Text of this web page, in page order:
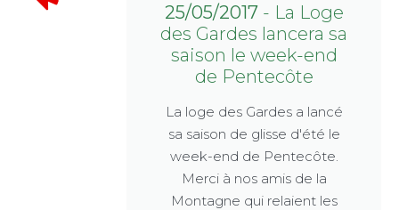
25/05/2017- La Loge
des Gardes lancera sa
saison le week-end
de Pentecôte
La loge des Gardes a lancé
sa saison de glisse d'été le
week-end de Pentecôte.
Merci à nos amis de la
Montagne qui relaient les